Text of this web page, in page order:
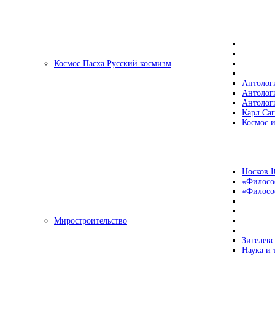
Космос Пасха Русский космизм
Карл
Космос
Носков
Миростроительство
Наука и